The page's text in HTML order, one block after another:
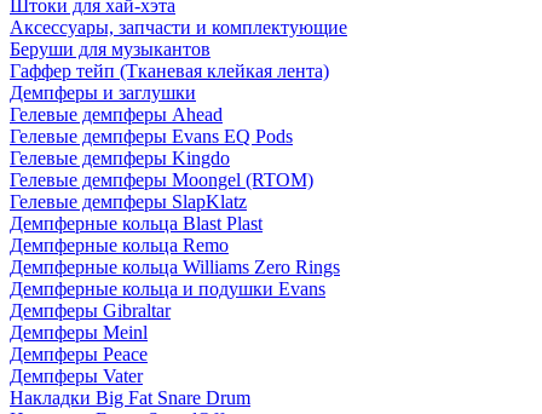
Штоки для хай-хэта
Аксессуары, запчасти и комплектующие
Беруши для музыкантов
Гаффер тейп (Тканевая клейкая лента)
Демпферы и заглушки
Гелевые демпферы Ahead
Гелевые демпферы Evans EQ Pods
Гелевые демпферы Kingdo
Гелевые демпферы Moongel (RTOM)
Гелевые демпферы SlapKlatz
Демпферные кольца Blast Plast
Демпферные кольца Remo
Демпферные кольца Williams Zero Rings
Демпферные кольца и подушки Evans
Демпферы Gibraltar
Демпферы Meinl
Демпферы Peace
Демпферы Vater
Накладки Big Fat Snare Drum